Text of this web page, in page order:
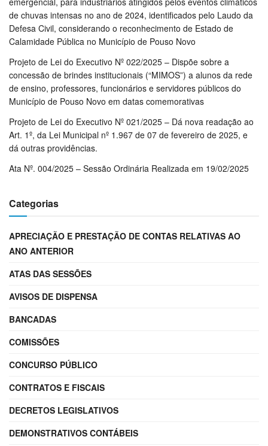
de chuvas intensas no ano de 2024, identificados pelo Laudo da
Defesa Civil, considerando o reconhecimento de Estado de
Calamidade Pública no Município de Pouso Novo
Projeto de Lei do Executivo Nº 022/2025 – Dispõe sobre a
concessão de brindes institucionais (“MIMOS”) a alunos da rede
de ensino, professores, funcionários e servidores públicos do
Município de Pouso Novo em datas comemorativas
Projeto de Lei do Executivo Nº 021/2025 – Dá nova readação ao
Art. 1º, da Lei Municipal nº 1.967 de 07 de fevereiro de 2025, e
dá outras providências.
Ata Nº. 004/2025 – Sessão Ordinária Realizada em 19/02/2025
Categorias
APRECIAÇÃO E PRESTAÇÃO DE CONTAS RELATIVAS AO
ANO ANTERIOR
ATAS DAS SESSÕES
AVISOS DE DISPENSA
BANCADAS
COMISSÕES
CONCURSO PÚBLICO
CONTRATOS E FISCAIS
DECRETOS LEGISLATIVOS
DEMONSTRATIVOS CONTÁBEIS